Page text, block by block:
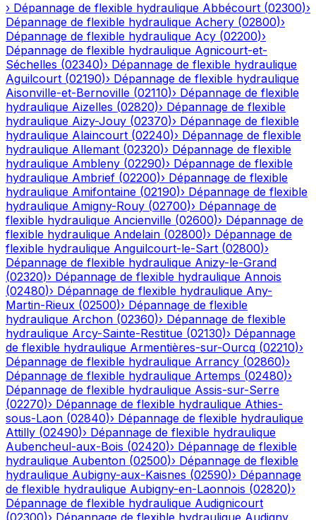
› Dépannage de flexible hydraulique Abbécourt (02300)›
Dépannage de flexible hydraulique Achery (02800)›
Dépannage de flexible hydraulique Acy (02200)›
Dépannage de flexible hydraulique Agnicourt-et-
Séchelles (02340)› Dépannage de flexible hydraulique
Aguilcourt (02190)› Dépannage de flexible hydraulique
Aisonville-et-Bernoville (02110)› Dépannage de flexible
hydraulique Aizelles (02820)› Dépannage de flexible
hydraulique Aizy-Jouy (02370)› Dépannage de flexible
hydraulique Alaincourt (02240)› Dépannage de flexible
hydraulique Allemant (02320)› Dépannage de flexible
hydraulique Ambleny (02290)› Dépannage de flexible
hydraulique Ambrief (02200)› Dépannage de flexible
hydraulique Amifontaine (02190)› Dépannage de flexible
hydraulique Amigny-Rouy (02700)› Dépannage de
flexible hydraulique Ancienville (02600)› Dépannage de
flexible hydraulique Andelain (02800)› Dépannage de
flexible hydraulique Anguilcourt-le-Sart (02800)›
Dépannage de flexible hydraulique Anizy-le-Grand
(02320)› Dépannage de flexible hydraulique Annois
(02480)› Dépannage de flexible hydraulique Any-
Martin-Rieux (02500)› Dépannage de flexible
hydraulique Archon (02360)› Dépannage de flexible
hydraulique Arcy-Sainte-Restitue (02130)› Dépannage
de flexible hydraulique Armentières-sur-Ourcq (02210)›
Dépannage de flexible hydraulique Arrancy (02860)›
Dépannage de flexible hydraulique Artemps (02480)›
Dépannage de flexible hydraulique Assis-sur-Serre
(02270)› Dépannage de flexible hydraulique Athies-
sous-Laon (02840)› Dépannage de flexible hydraulique
Attilly (02490)› Dépannage de flexible hydraulique
Aubencheul-aux-Bois (02420)› Dépannage de flexible
hydraulique Aubenton (02500)› Dépannage de flexible
hydraulique Aubigny-aux-Kaisnes (02590)› Dépannage
de flexible hydraulique Aubigny-en-Laonnois (02820)›
Dépannage de flexible hydraulique Audignicourt